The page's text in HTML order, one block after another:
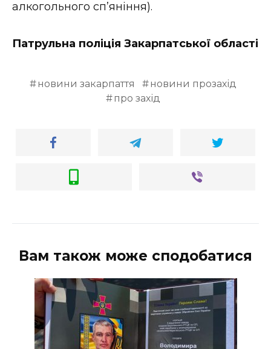
алкогольного сп’яніння).
Патрульна поліція Закарпатської області
новини закарпаття
новини прозахід
про захід
Вам також може сподобатися